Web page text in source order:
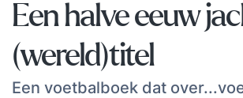
Een halve eeuw
(wereld)titel
Een voetbalboek dat